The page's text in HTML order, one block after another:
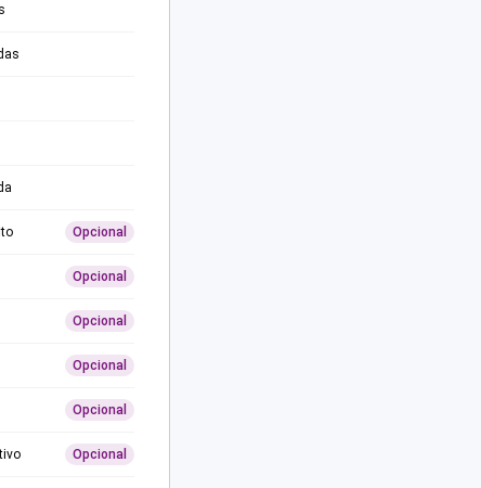
Opcional
Opcional
Opcional
Opcional
Opcional
Opcional